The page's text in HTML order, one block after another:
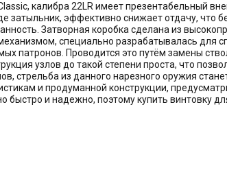
калибра 22LR имеет презентабельный
затыльник, эффективно снижает отдачу, что
Затворная коробка сделана из
специально разрабатывалась для
патронов. Проводится это путём замены
узлов до такой степени проста, что
стрельба из данного нарезного оружия
и продуманной конструкции,
быстро и надежно, поэтому купить винтовку